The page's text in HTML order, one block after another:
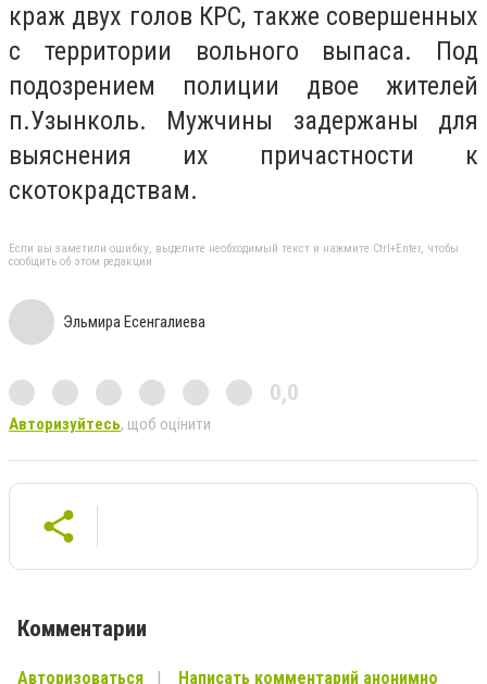
краж двух голов КРС, также совершенных
с территории вольного выпаса. Под
подозрением полиции двое жителей
п.Узынколь. Мужчины задержаны для
выяснения их причастности к
скотокрадствам.
Если вы заметили ошибку, выделите необходимый текст и нажмите Ctrl+Enter, чтобы
сообщить об этом редакции
Эльмира Есенгалиева
0,0
Авторизуйтесь, щоб оцінити
Комментарии
Авторизоваться Написать комментарий анонимно